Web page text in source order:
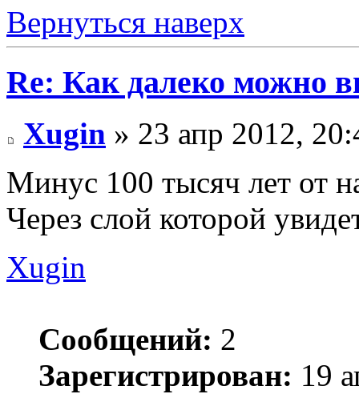
Вернуться наверх
Re: Как далеко можно
Xugin » 23 апр 2012,
Минус 100 тысяч лет от
Через слой которой
Xugin
Сообщений: 2
Зарегистрирован: 19